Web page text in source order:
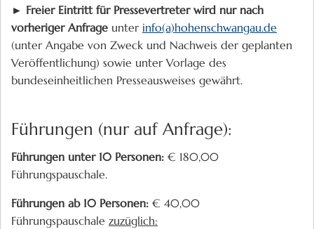
► Freier Eintritt für Pressevertreter wird nur nach
vorheriger Anfrage unter info(a)hohenschwangau.de
(unter Angabe von Zweck und Nachweis der geplanten
Veröffentlichung) sowie unter Vorlage des
bundeseinheitlichen Presseausweises gewährt.
Führungen (nur auf Anfrage):
Führungen unter 10 Personen: € 180,00
Führungspauschale.
Führungen ab 10 Personen: € 40,00
Führungspauschale zuzüglich: